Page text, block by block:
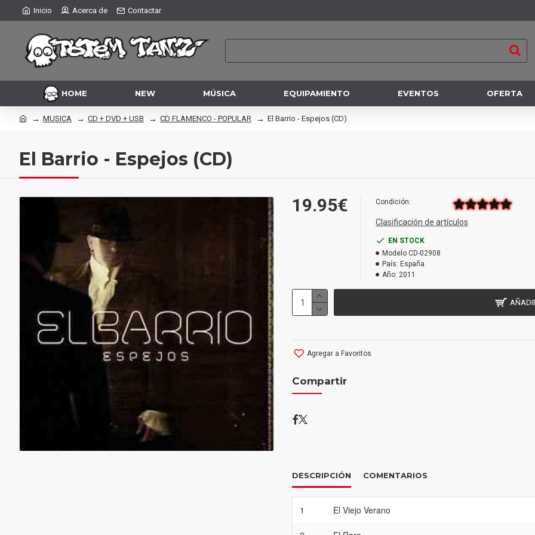
Inicio Acerca de Contactar
HOME NEW MÚSICA EQUIPAMIENTO EVENTOS OFERTA
MUSICA CD + DVD + USB CD FLAMENCO - POPULAR El Barrio - Espejos (CD)
El Barrio - Espejos (CD)
19.95€ Condición:
Clasificación de artículos
EN STOCK
Modelo CD-02908
País: España
Año: 2011
Agregar a Favoritos
Compartir
DESCRIPCIÓN COMENTARIOS
1 El Viejo Verano